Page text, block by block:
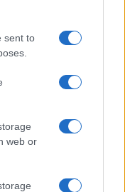
sent to
web or
fake
la
insieme a tanti
e i social…